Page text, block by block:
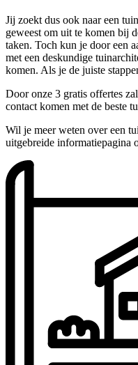
Jij zoekt dus ook naar een
geweest om uit te komen bij
taken. Toch kun je door een
met een deskundige
komen. Als je de juiste
Door onze 3 gratis offertes
contact komen met de beste
Wil je meer weten over een
uitgebreide informatiepagina